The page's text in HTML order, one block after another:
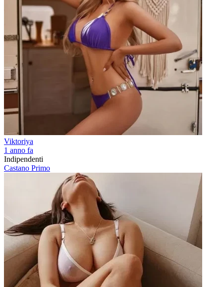
Viktoriya
1 anno fa
Indipendenti
Castano Primo